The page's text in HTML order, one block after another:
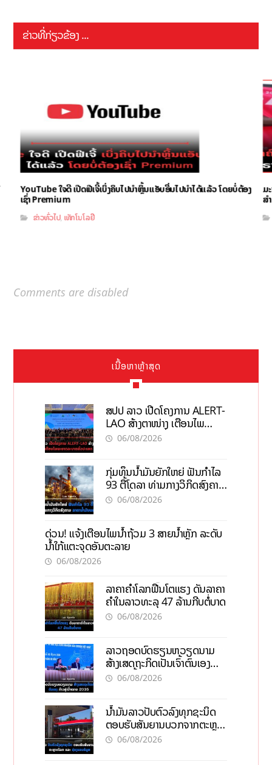
ຂ່າວທີ່ກ່ຽວຂ້ອງ ...
YouTube ໃຈດີ ເປີດຟີເຈີ້ເບິ່ງຄິບໄປນຳຫຼິ້ນແອັບອື່ນໄປນຳໄດ້ແລ້ວ ໂດຍບໍ່ຕ້ອງ
ເຊົ່າ Premium
ຂ່າວທົ່ວໄປ, ເທັກໂນໂລຢີ
ມ
ສ
Comments are disabled
ເນື້ອຫາຫຼ້າສຸດ
ສປປ ລາວ ເປີດໂຄງການ ALERT-
LAO ສ້າງຕາໜ່າງ ເຕືອນໄພ
ພະຍາດລະບາດທົ່ວປະເທດ
06/08/2026
ກຸ່ມທຶນນ້ຳມັນຍັກໃຫຍ່ ຟັນກຳໄລ
93 ຕື້ໂດລາ ທ່າມກາງວິກິດສົງຄາມ
ລາຄານໍ້າມັນແພງ
06/08/2026
ດ່ວນ! ແຈ້ງເຕືອນໄພນໍ້າຖ້ວມ 3 ສາຍນໍ້າຫຼັກ ລະດັບ
ນໍ້າໃກ້ແຕະຈຸດອັນຕະລາຍ
06/08/2026
ລາຄາຄຳໂລກຟື້ນໂຕແຮງ ດັນລາຄາ
ຄຳໃນລາວທະລຸ 47 ລ້ານກີບຕໍ່ບາດ
06/08/2026
ລາວຖອດບົດຮຽນຫວຽດນາມ
ສ້າງເສດຖະກິດເປັນເຈົ້າຕົນເອງ
ກ້າວສູ່ເປົ້າໝາຍ 2035
06/08/2026
ນໍ້າມັນລາວປັບຕົວລົງທຸກຊະນິດ
ຕອບຮັບສັນຍານບວກຈາກຕະຫຼາດ
ໂລກ ແລະ ຊ່ອງແຄບຮໍມູສ
06/08/2026